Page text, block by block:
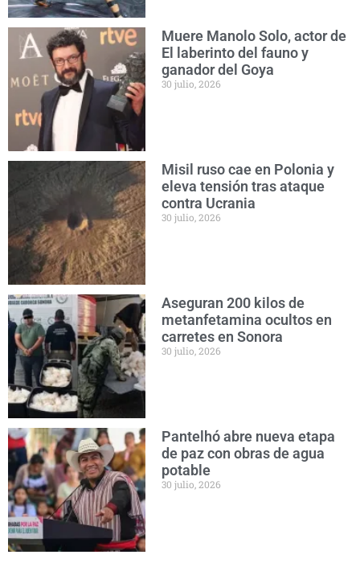
Muere Manolo Solo, actor de
El laberinto del fauno y
ganador del Goya
30 julio, 2026
Misil ruso cae en Polonia y
eleva tensión tras ataque
contra Ucrania
30 julio, 2026
Aseguran 200 kilos de
metanfetamina ocultos en
carretes en Sonora
30 julio, 2026
Pantelhó abre nueva etapa
de paz con obras de agua
potable
30 julio, 2026